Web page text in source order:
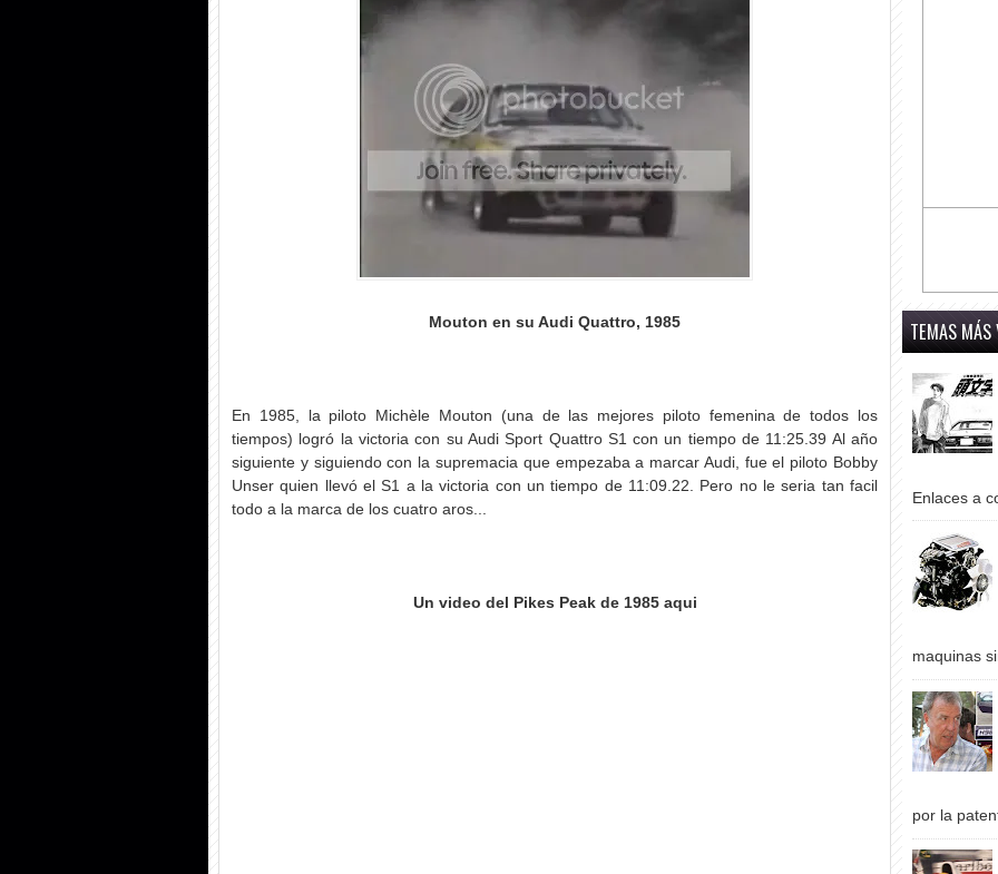
Mouton en su Audi Quattro, 1985
En 1985, la piloto Michèle Mouton (una de las mejores piloto femenina de todos los
tiempos) logró la victoria con su Audi Sport Quattro S1 con un tiempo de 11:25.39 Al año
siguiente y siguiendo con la supremacia que empezaba a marcar Audi, fue el piloto Bobby
Unser quien llevó el S1 a la victoria con un tiempo de 11:09.22. Pero no le seria tan facil
todo a la marca de los cuatro aros...
Un video del Pikes Peak de 1985 aqui
TEMAS MÁS
Enlaces a
maquinas
por la